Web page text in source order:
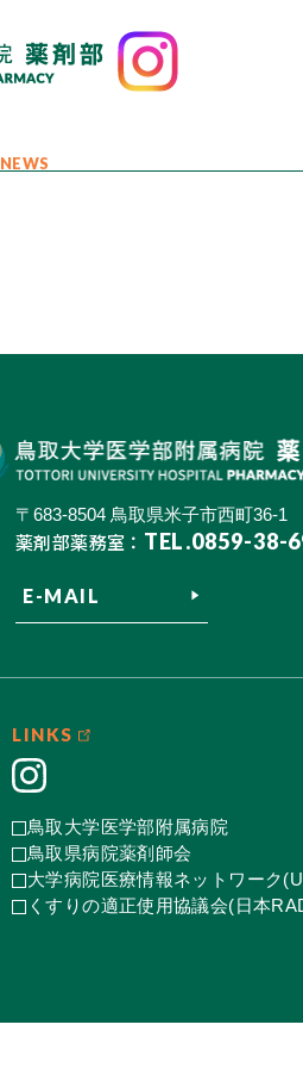
NEWS
〒683-8504 鳥取県米子市西町36-1
薬剤部薬務室： TEL.0859-38-
E-MAIL
LINKS
鳥取大学医学部附属病院
鳥取県病院薬剤師会
大学病院医療情報ネットワーク
くすりの適正使用協議会(日本